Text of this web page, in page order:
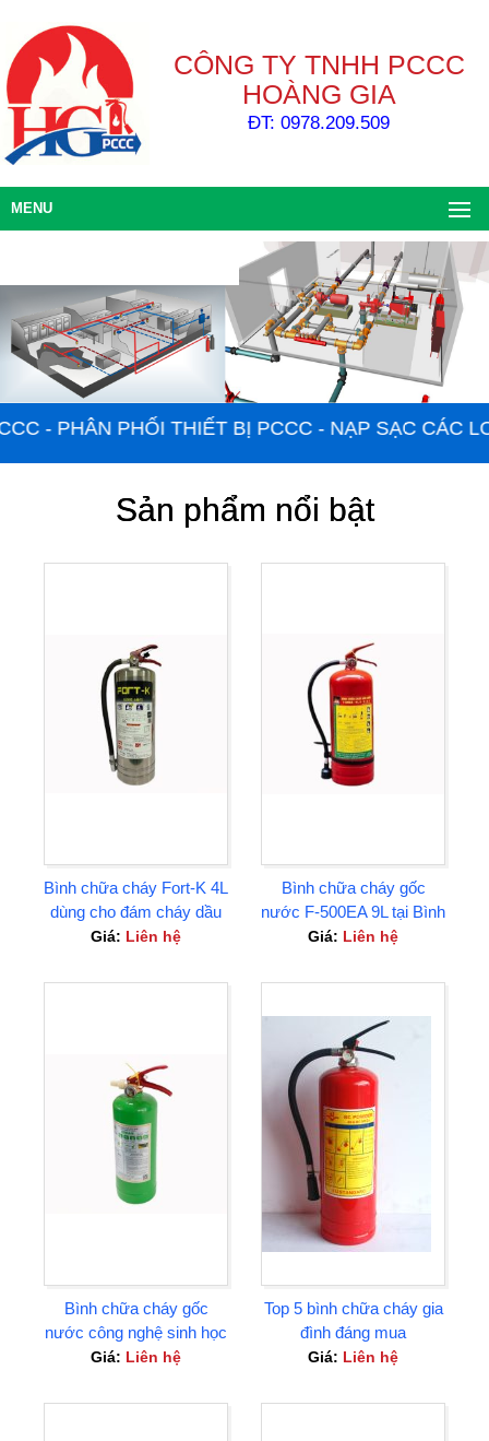
CÔNG TY TNHH PCCC
HOÀNG GIA
ĐT: 0978.209.509
MENU
PHÂN PHỐI THIẾT BỊ PCCC - NẠP SẠC CÁC LOẠI
Sản phẩm nổi bật
Bình chữa cháy Fort-K 4L
dùng cho đám cháy dầu
mỡ Tại Bình Dương
Giá: Liên hệ
Bình chữa cháy gốc
nước F-500EA 9L tại Bình
Dương
Giá: Liên hệ
Bình chữa cháy gốc
nước công nghệ sinh học
Tại Bình Dương
Giá: Liên hệ
Top 5 bình chữa cháy gia
đình đáng mua
Giá: Liên hệ